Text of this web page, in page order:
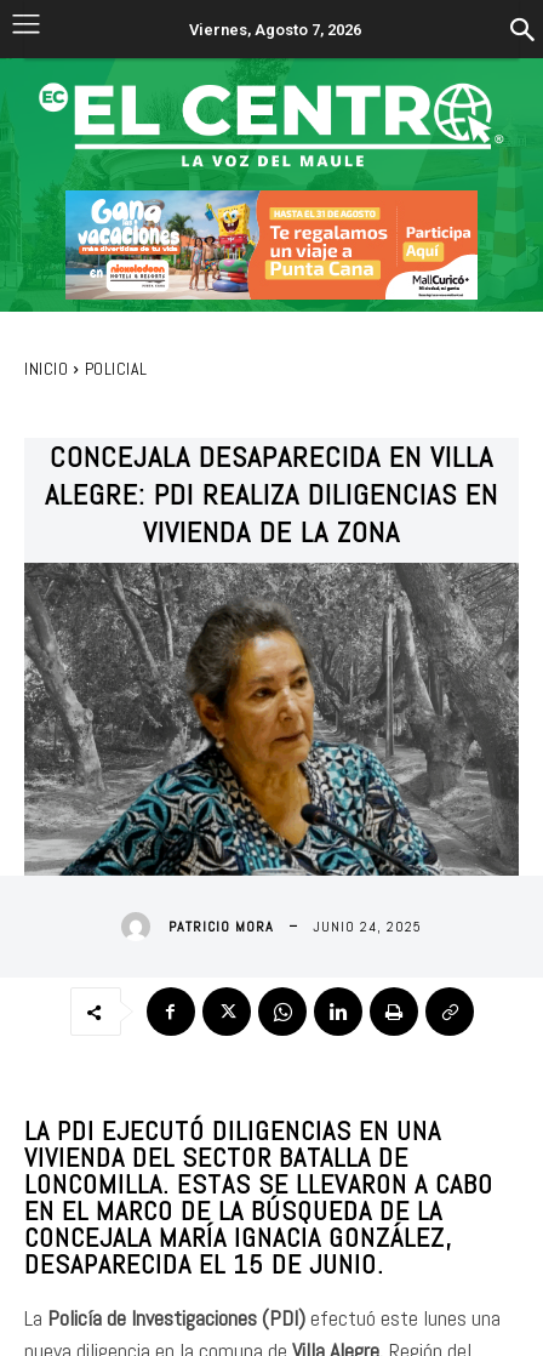
Viernes, Agosto 7, 2026
INICIO POLICIAL
CONCEJALA DESAPARECIDA EN VILLA
ALEGRE: PDI REALIZA DILIGENCIAS EN
VIVIENDA DE LA ZONA
PATRICIO MORA JUNIO 24, 2025
LA PDI EJECUTÓ DILIGENCIAS EN UNA
VIVIENDA DEL SECTOR BATALLA DE
LONCOMILLA. ESTAS SE LLEVARON A CABO
EN EL MARCO DE LA BÚSQUEDA DE LA
CONCEJALA MARÍA IGNACIA GONZÁLEZ,
DESAPARECIDA EL 15 DE JUNIO.
La Policía de Investigaciones (PDI)efectuó este lunes una